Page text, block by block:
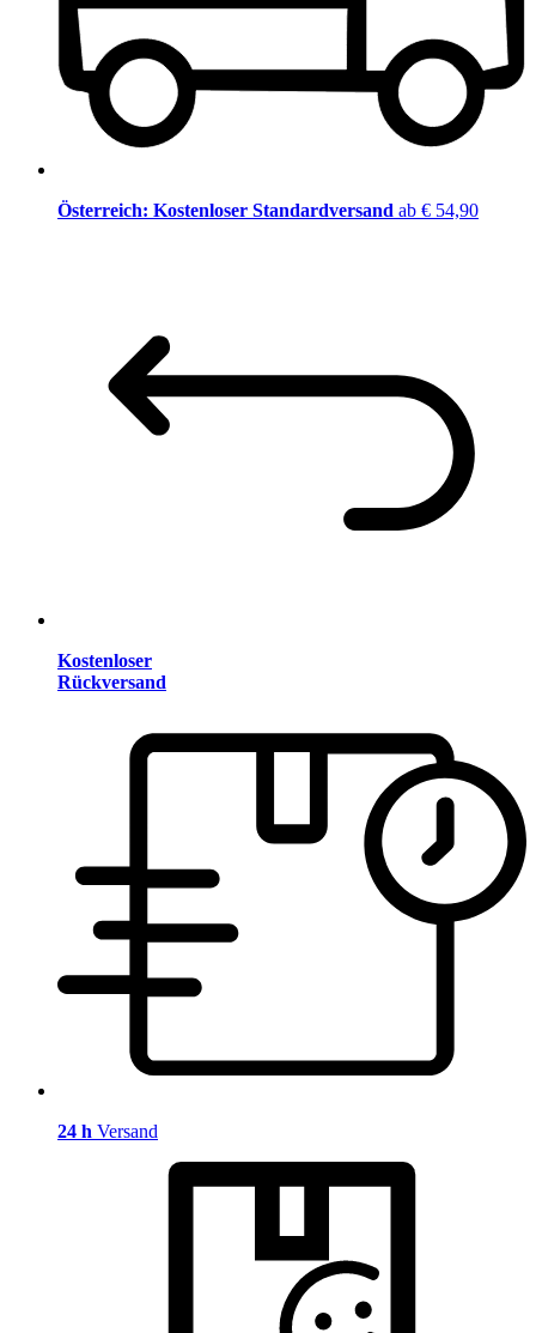
Österreich: Kostenloser Standardversand ab € 54,90
Kostenloser
Rückversand
24 h Versand